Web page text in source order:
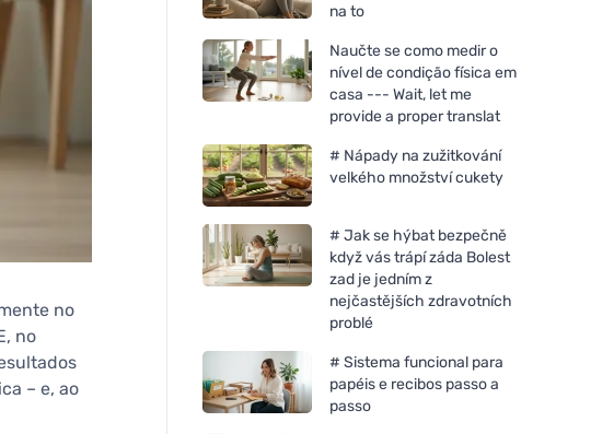
no
no
– e, ao
na to
Naučte se como medir o
nível de condição física em
casa --- Wait, let me
provide a proper translat
# Nápady na zužitkování
velkého množství cukety
# Jak se hýbat bezpečně
když vás trápí záda Bolest
zad je jedním z
nejčastějších zdravotních
problé
# Sistema funcional para
papéis e recibos passo a
passo